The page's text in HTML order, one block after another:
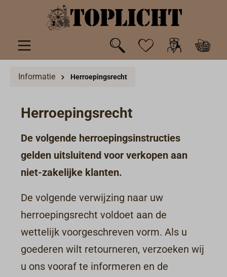
hoofdinhoud
Informatie Herroepingsrecht
Herroepingsrecht
De volgende herroepingsinstructies
gelden uitsluitend voor verkopen aan
niet-zakelijke klanten.
De volgende verwijzing naar uw
herroepingsrecht voldoet aan de
wettelijk voorgeschreven vorm. Als u
goederen wilt retourneren, verzoeken wij
u ons vooraf te informeren en de